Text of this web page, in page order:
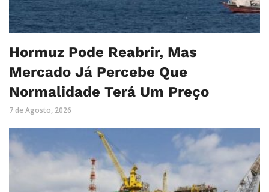
Hormuz Pode Reabrir, Mas
Mercado Já Percebe Que
Normalidade Terá Um Preço
7 de Agosto, 2026